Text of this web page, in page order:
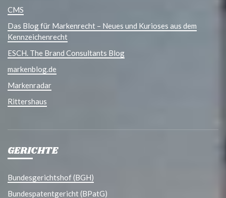
CMS
Das Blog für Markenrecht – Neues und Kurioses aus dem
Kennzeichenrecht
ESCH. The Brand Consultants Blog
markenblog.de
Markenradar
Rittershaus
GERICHTE
Bundesgerichtshof (BGH)
Bundespatentgericht (BPatG)